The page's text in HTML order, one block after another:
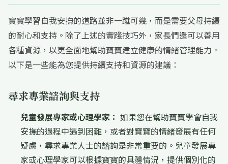
寶寶學習自我安撫的道路並非一蹴可幾，而是需要父母持續
的耐心和支持。除了上述的實踐技巧外，家長們還可以善用
各種資源，以更全面地幫助寶寶建立健康的情緒管理能力。
以下是一些能為您提供持續支持和資源的建議：
尋求專業諮詢與支持
兒童發展專家或心理學家： 如果您在幫助寶寶學會自我
安撫的過程中遇到困難，或者對寶寶的情緒發展有任何
疑慮，尋求專業人士的諮詢是非常重要的。兒童發展專
家或心理學家可以根據寶寶的具體情況，提供個別化的